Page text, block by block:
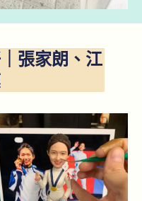
張家朗、江